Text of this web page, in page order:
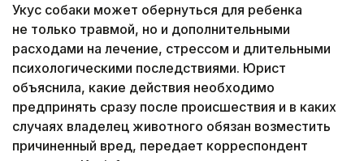
Укус собаки может обернуться для ребенка
не только травмой, но и дополнительными
расходами на лечение, стрессом и длительными
психологическими последствиями. Юрист
объяснила, какие действия необходимо
предпринять сразу после происшествия и в каких
случаях владелец животного обязан возместить
причиненный вред, передает корреспондент